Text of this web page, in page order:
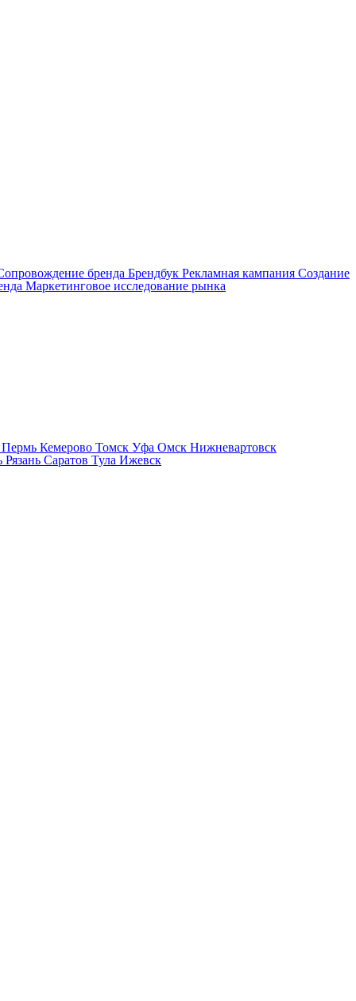
бренда Брендбук Рекламная кампания Создание
Маркетинговое исследование рынка
Пермь Кемерово Томск Уфа Омск Нижневартовск
Рязань Саратов Тула Ижевск